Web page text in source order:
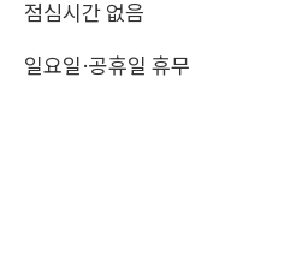
점심시간 없음
일요일·공휴일 휴무